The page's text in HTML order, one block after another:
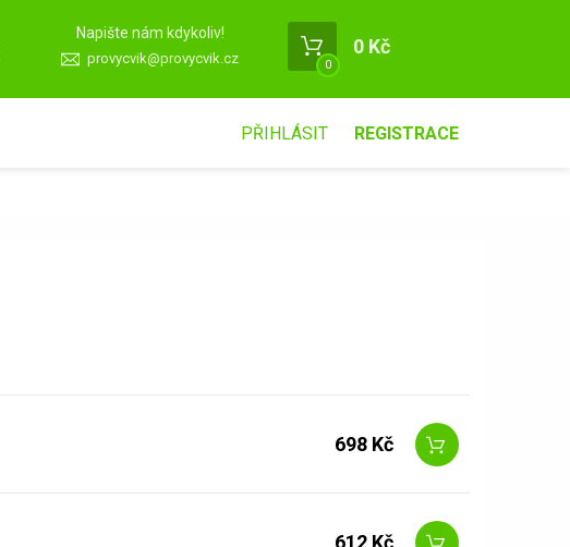
Napište nám kdykoliv!
provycvik@provycvik.cz 0
0 Kč
PŘIHLÁSIT REGISTRACE
698 Kč
612 Kč